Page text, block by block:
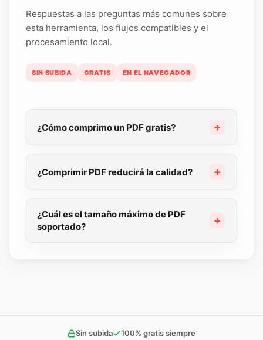
Respuestas a las preguntas más comunes sobre
esta herramienta, los flujos compatibles y el
procesamiento local.
SIN SUBIDA GRATIS EN EL NAVEGADOR
¿Cómo comprimo un PDF gratis?
¿Comprimir PDF reducirá la calidad?
¿Cuál es el tamaño máximo de PDF
soportado?
Sin subida
100% gratis siempre